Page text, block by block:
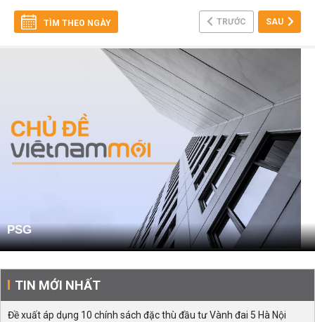
TÌM THEO NGÀY TRƯỚC SAU
PSG
TIN MỚI NHẤT
Đề xuất áp dụng 10 chính sách đặc thù đầu tư Vành đai 5 Hà Nội